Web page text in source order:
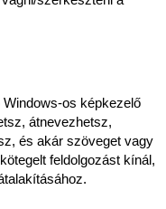
os képkezelő
átnevezhetsz,
és akár szöveget vagy
feldolgozást kínál,